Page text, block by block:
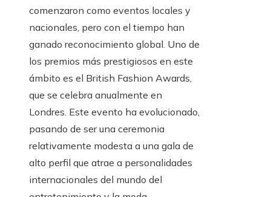
comenzaron como eventos locales y
nacionales, pero con el tiempo han
ganado reconocimiento global. Uno de
los premios más prestigiosos en este
ámbito es el British Fashion Awards,
que se celebra anualmente en
Londres. Este evento ha evolucionado,
pasando de ser una ceremonia
relativamente modesta a una gala de
alto perfil que atrae a personalidades
internacionales del mundo del